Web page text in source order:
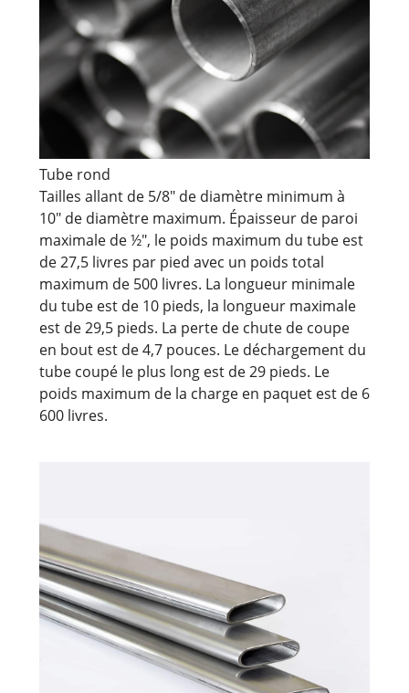
Tube rond
Tailles allant de 5/8" de diamètre minimum à
10" de diamètre maximum. Épaisseur de paroi
maximale de ½", le poids maximum du tube est
de 27,5 livres par pied avec un poids total
maximum de 500 livres. La longueur minimale
du tube est de 10 pieds, la longueur maximale
est de 29,5 pieds. La perte de chute de coupe
en bout est de 4,7 pouces. Le déchargement du
tube coupé le plus long est de 29 pieds. Le
poids maximum de la charge en paquet est de 6
600 livres.